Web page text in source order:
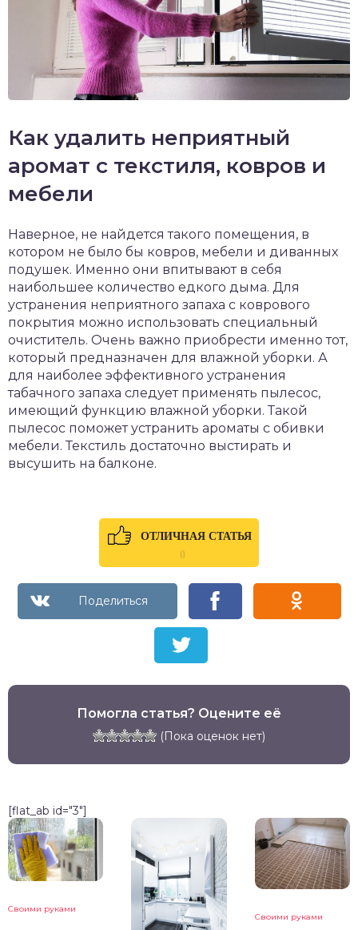
Как удалить неприятный
аромат с текстиля, ковров и
мебели
Наверное, не найдется такого помещения, в
котором не было бы ковров, мебели и диванных
подушек. Именно они впитывают в себя
наибольшее количество едкого дыма. Для
устранения неприятного запаха с коврового
покрытия можно использовать специальный
очиститель. Очень важно приобрести именно тот,
который предназначен для влажной уборки. А
для наиболее эффективного устранения
табачного запаха следует применять пылесос,
имеющий функцию влажной уборки. Такой
пылесос поможет устранить ароматы с обивки
мебели. Текстиль достаточно выстирать и
высушить на балконе.
ОТЛИЧНАЯ СТАТЬЯ
0
Помогла статья? Оцените её
(Пока оценок нет)
[flat_ab id="3"]
Своими руками
Своими руками